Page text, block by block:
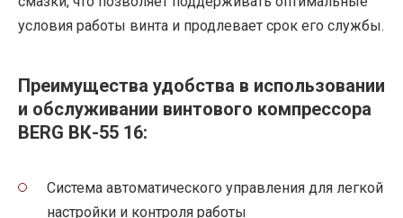
условия работы винта и продлевает срок его службы.
Преимущества удобства в использовании
и обслуживании винтового компрессора
BERG ВК-55 16:
Система автоматического управления для легкой
настройки и контроля работы